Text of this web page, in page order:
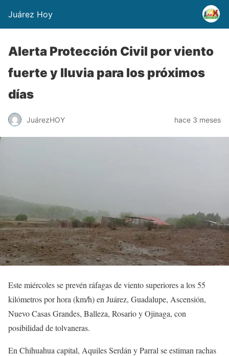
Juárez Hoy
Alerta Protección Civil por viento
fuerte y lluvia para los próximos
días
JuárezHOY hace 3 meses
Este miércoles se prevén ráfagas de viento superiores a los 55
kilómetros por hora (km/h) en Juárez, Guadalupe, Ascensión,
Nuevo Casas Grandes, Balleza, Rosario y Ojinaga, con
posibilidad de tolvaneras.
En Chihuahua capital, Aquiles Serdán y Parral se estiman rachas